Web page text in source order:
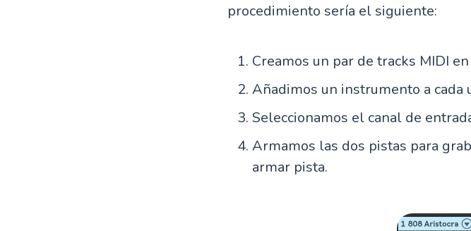
procedimiento sería el siguiente:
Creamos un par de tracks MIDI
Añadimos un instrumento a cada
Seleccionamos el canal de
Armamos las dos pistas para
armar pista.